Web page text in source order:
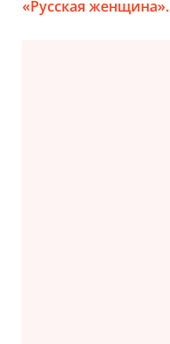
«Русская женщина».